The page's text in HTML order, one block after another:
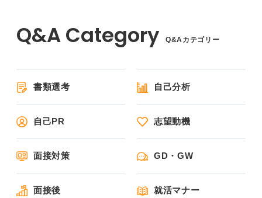
Q&Aカテゴリー
書類選考 自己分析
自己PR 志望動機
面接対策 GD・GW
面接後 就活マナー